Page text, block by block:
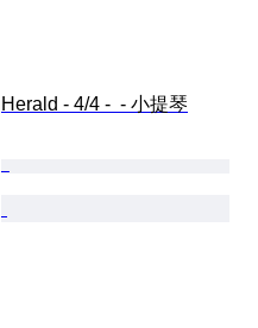
Herald - 4/4 -  - 小提琴